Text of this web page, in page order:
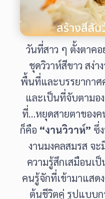
วันที่สาว ๆ ตั้งตาค
ชุดวิวาห์สีขาว สง่
พื้นที่และบรรยากาศ
และเป็นที่จับตามอ
ที่…หยุดสายตาของค
ก็คือ “งานวิวาห์” ซึ่
งานมงคลสมรส จ
ความรู้สึกเสมือนเ
คนรู้จักที่เข้ามาแสด
ต้นชีวิตคู่ รูปแบบก